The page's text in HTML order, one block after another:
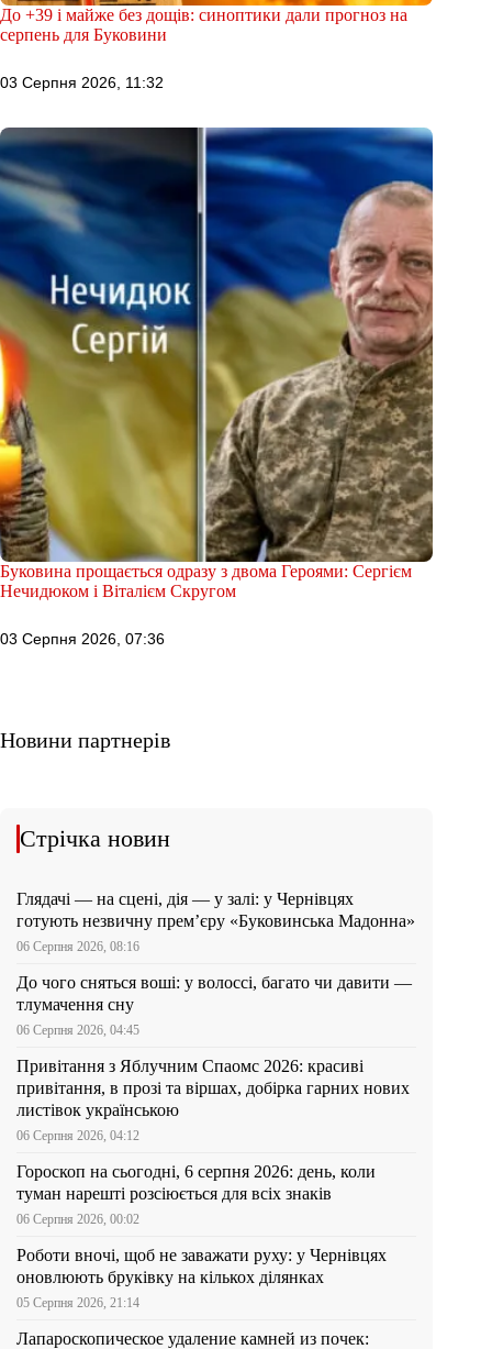
До +39 і майже без дощів: синоптики дали прогноз на
серпень для Буковини
03 Серпня 2026, 11:32
Буковина прощається одразу з двома Героями: Сергієм
Нечидюком і Віталієм Скругом
03 Серпня 2026, 07:36
Новини партнерів
Стрічка новин
Глядачі — на сцені, дія — у залі: у Чернівцях
готують незвичну прем’єру «Буковинська Мадонна»
06 Серпня 2026, 08:16
До чого сняться воші: у волоссі, багато чи давити —
тлумачення сну
06 Серпня 2026, 04:45
Привітання з Яблучним Спаомс 2026: красиві
привітання, в прозі та віршах, добірка гарних нових
листівок українською
06 Серпня 2026, 04:12
Гороскоп на сьогодні, 6 серпня 2026: день, коли
туман нарешті розсіюється для всіх знаків
06 Серпня 2026, 00:02
Роботи вночі, щоб не заважати руху: у Чернівцях
оновлюють бруківку на кількох ділянках
05 Серпня 2026, 21:14
Лапароскопическое удаление камней из почек: